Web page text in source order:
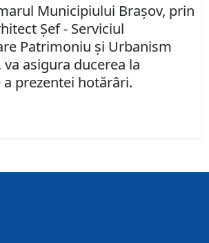
Municipiului Braşov, prin
Şef - Serviciul
Patrimoniu şi Urbanism
asigura ducerea la
prezentei hotărâri.